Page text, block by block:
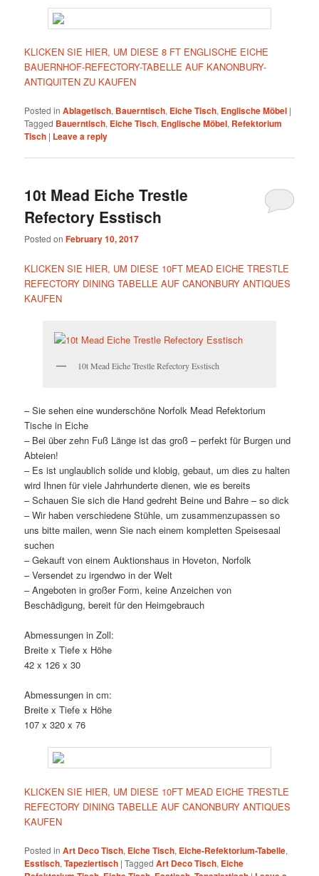
KLICKEN SIE HIER, UM DIESE 8 FT ENGLISCHE EICHE
BAUERNHOF-REFECTORY-TABELLE AUF KANONBURY-
ANTIQUITEN ZU KAUFEN
Posted in Ablagetisch, Bauerntisch, Eiche Tisch, Englische Möbel |
Tagged Bauerntisch, Eiche Tisch, Englische Möbel, Refektorium
Tisch | Leave a reply
10t Mead Eiche Trestle
Refectory Esstisch
Posted onFebruary 10, 2017
KLICKEN SIE HIER, UM DIESE 10FT MEAD EICHE TRESTLE
REFECTORY DINING TABELLE AUF CANONBURY ANTIQUES
KAUFEN
10t Mead Eiche Trestle Refectory Esstisch
– Sie sehen eine wunderschöne Norfolk Mead Refektorium
Tische in Eiche
– Bei über zehn Fuß Länge ist das groß – perfekt für Burgen und
Abteien!
– Es ist unglaublich solide und klobig, gebaut, um dies zu halten
wird Ihnen für viele Jahrhunderte dienen, wie es bereits
– Schauen Sie sich die Hand gedreht Beine und Bahre – so dick
– Wir haben verschiedene Stühle, um zusammenzupassen so
uns bitte mailen, wenn Sie nach einem kompletten Speisesaal
suchen
– Gekauft von einem Auktionshaus in Hoveton, Norfolk
– Versendet zu irgendwo in der Welt
– Angeboten in großer Form, keine Anzeichen von
Beschädigung, bereit für den Heimgebrauch
Abmessungen in Zoll:
Breite x Tiefe x Höhe
42 x 126 x 30
Abmessungen in cm:
Breite x Tiefe x Höhe
107 x 320 x 76
KLICKEN SIE HIER, UM DIESE 10FT MEAD EICHE TRESTLE
REFECTORY DINING TABELLE AUF CANONBURY ANTIQUES
KAUFEN
Posted in Art Deco Tisch, Eiche Tisch, Eiche-Refektorium-Tabelle,
Esstisch,Tapeziertisch |Tagged Art Deco Tisch, Eiche